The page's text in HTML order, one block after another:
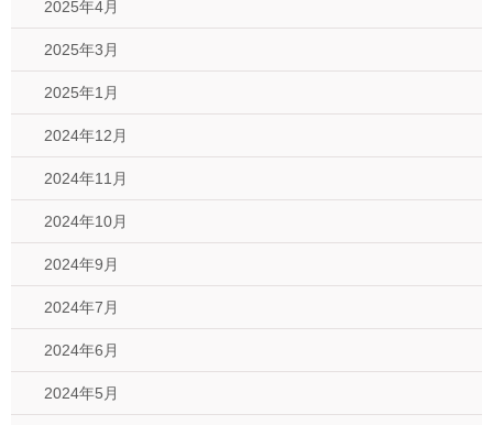
2025年4月
2025年3月
2025年1月
2024年12月
2024年11月
2024年10月
2024年9月
2024年7月
2024年6月
2024年5月